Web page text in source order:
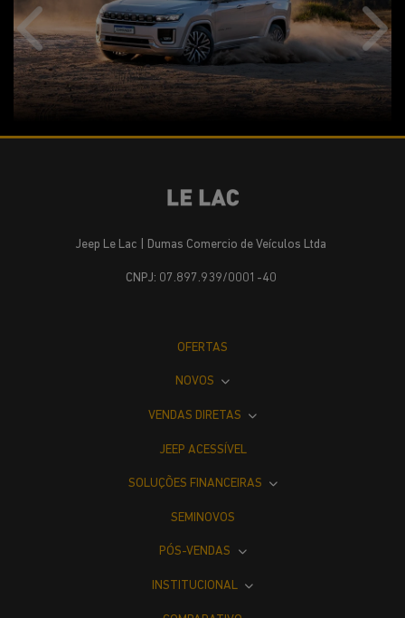
Anterior
Jeep Le Lac | Dumas Comercio de Veículos Ltda
CNPJ: 07.897.939/0001-40
OFERTAS
NOVOS
VENDAS DIRETAS
JEEP ACESSÍVEL
SOLUÇÕES FINANCEIRAS
SEMINOVOS
PÓS-VENDAS
INSTITUCIONAL